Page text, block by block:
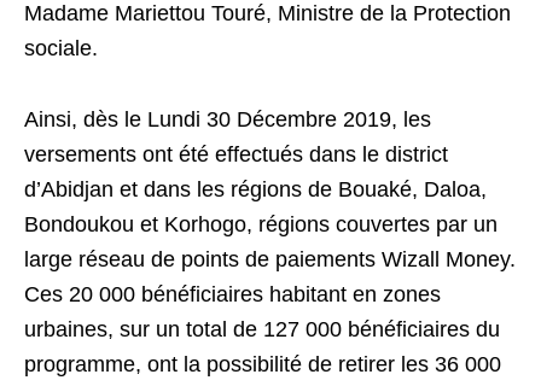
Madame Mariettou Touré, Ministre de la Protection
sociale.
Ainsi, dès le Lundi 30 Décembre 2019, les
versements ont été effectués dans le district
d’Abidjan et dans les régions de Bouaké, Daloa,
Bondoukou et Korhogo, régions couvertes par un
large réseau de points de paiements Wizall Money.
Ces 20 000 bénéficiaires habitant en zones
urbaines, sur un total de 127 000 bénéficiaires du
programme, ont la possibilité de retirer les 36 000